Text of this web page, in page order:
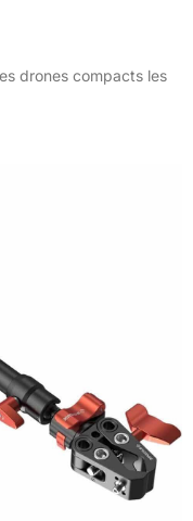
drones compacts les